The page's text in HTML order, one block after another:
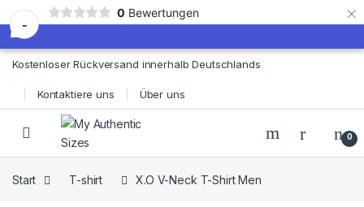
-
0 Bewertungen ×
Skip to navigation
Skip to content
Kostenloser Rückversand innerhalb Deutschlands
Kontaktiere uns Über uns
0
Start T-shirt X.O V-Neck T-Shirt Men